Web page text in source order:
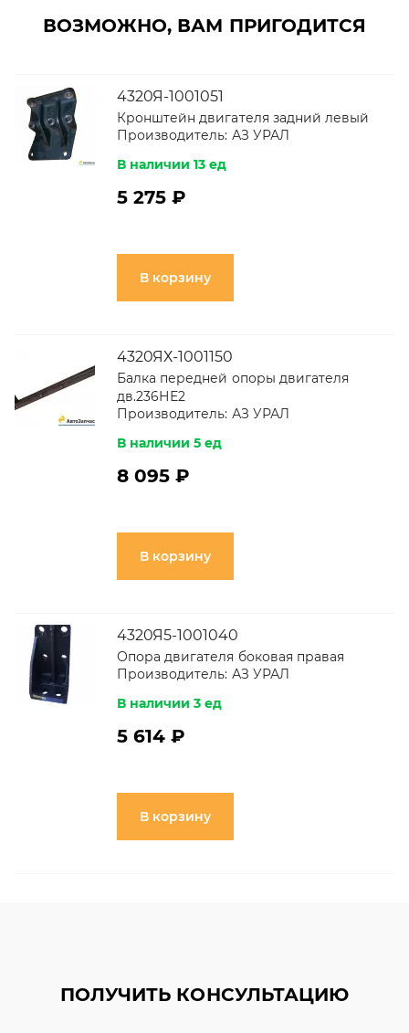
ВОЗМОЖНО, ВАМ ПРИГОДИТСЯ
4320Я-1001051
Кронштейн двигателя задний левый
Производитель: АЗ УРАЛ
В наличии 13 ед
5 275 ₽
В корзину
4320ЯХ-1001150
Балка передней опоры двигателя
дв.236НЕ2
Производитель: АЗ УРАЛ
В наличии 5 ед
8 095 ₽
В корзину
4320Я5-1001040
Опора двигателя боковая правая
Производитель: АЗ УРАЛ
В наличии 3 ед
5 614 ₽
В корзину
ПОЛУЧИТЬ КОНСУЛЬТАЦИЮ